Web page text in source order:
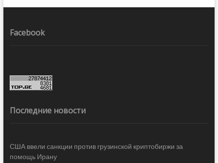
Facebook
Последние новости
США ввели санкции против грузинской криптобиржи за
помощь Ирану